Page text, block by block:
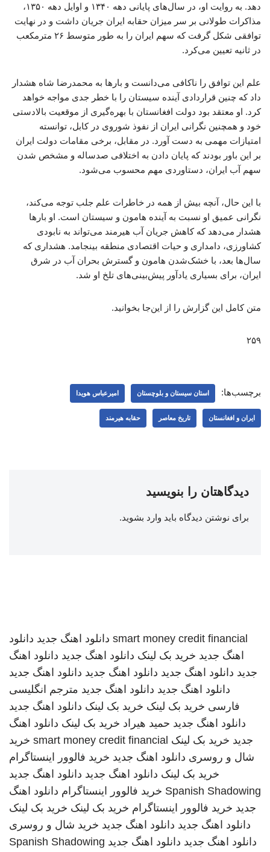
دهد. به روایت او، در سال‌های پایانی دهه ۱۳۴۰ و اوایل دهه ۱۳۵۰،
مذاکرات طولانی بر سر میزان حقابه ایران جریان داشت و در نهایت
توافقی شکل گرفت که سهم ایران را به طور متوسط ۲۶ مترمکعب
در ثانیه تعیین می‌کرد.
علم این توافق را ناکافی می‌دانست و بارها به محمدرضا شاه هشدار
داد که چنین قراردادی آینده سیستان را با خطر جدی مواجه خواهد
کرد. او معتقد بود دولت افغانستان با بهره‌گیری از موقعیت بالادستی
خود و همچنین نگرانی ایران از نفوذ شوروی در کابل، توانسته
امتیازات مهمی به دست آورد. در مقابل، برخی مقامات دولت ایران
بر این باور بودند که پایان دادن به اختلافی صدساله و مشخص شدن
سهم آب ایران، دستاوردی مهم محسوب می‌شود.
با این حال، آنچه بیش از همه در خاطرات علم جلب توجه می‌کند،
نگرانی عمیق او نسبت به آینده هامون و سیستان است. او بارها
هشدار می‌دهد که کاهش جریان آب هیرمند می‌تواند به نابودی
کشاورزی، دامداری و حیات اقتصادی منطقه بینجامد. هشداری که
سال‌ها بعد، با خشک‌شدن هامون و گسترش بحران آب در شرق
ایران، برای بسیاری یادآور پیش‌بینی‌های تلخ او شد.
متن کامل این گزارش را از این‌جا بخوانید.
۲۵۹
برچسب‌ها: استان سیستان و بلوچستان امیرعباس هویدا
ایران و افغانستان تاریخ معاصر حقابه هیرمند
دیدگاهتان را بنویسید
برای نوشتن دیدگاه باید وارد بشوید.
smart money credit financial دانلود اهنگ جدید دانلود
اهنگ جدید خرید بک لینک دانلود اهنگ جدید دانلود اهنگ
جدید دانلود اهنگ جدید دانلود اهنگ جدید دانلود اهنگ جدید
دانلود اهنگ جدید دانلود اهنگ جدید مترجم انگلیسی
فارسی خرید بک لینک خرید بک لینک دانلود اهنگ جدید
دانلود اهنگ جدید حمید هیراد خرید بک لینک دانلود اهنگ
جدید خرید بک لینک smart money credit financial خرید
شال و روسری دانلود اهنگ جدید خرید فالوور اینستاگرام
خرید بک لینک دانلود اهنگ جدید دانلود اهنگ جدید
Spanish Shadowing خرید فالوور اینستاگرام دانلود اهنگ
جدید خرید فالوور اینستاگرام خرید بک لینک خرید بک لینک
دانلود اهنگ جدید دانلود اهنگ جدید خرید شال و روسری
دانلود اهنگ جدید دانلود اهنگ جدید Spanish Shadowing